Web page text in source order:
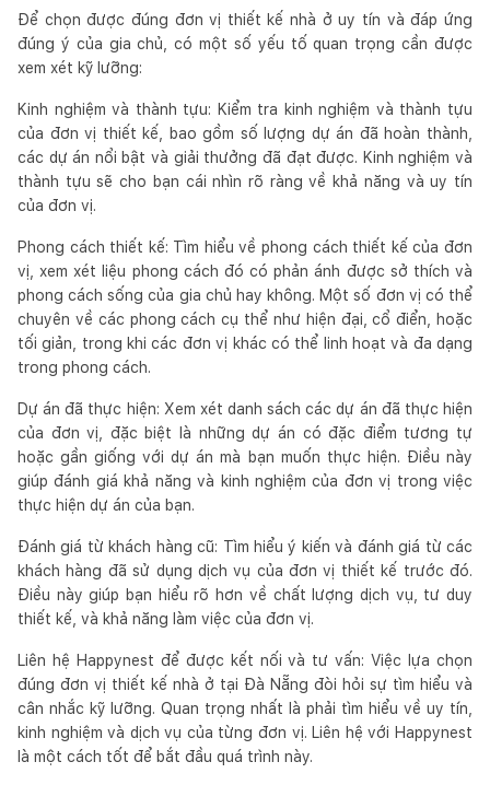
Để chọn được đúng đơn vị thiết kế nhà ở uy tín và đáp ứng
đúng ý của gia chủ, có một số yếu tố quan trọng cần được
xem xét kỹ lưỡng:
Kinh nghiệm và thành tựu: Kiểm tra kinh nghiệm và thành tựu
của đơn vị thiết kế, bao gồm số lượng dự án đã hoàn thành,
các dự án nổi bật và giải thưởng đã đạt được. Kinh nghiệm và
thành tựu sẽ cho bạn cái nhìn rõ ràng về khả năng và uy tín
của đơn vị.
Phong cách thiết kế: Tìm hiểu về phong cách thiết kế của đơn
vị, xem xét liệu phong cách đó có phản ánh được sở thích và
phong cách sống của gia chủ hay không. Một số đơn vị có thể
chuyên về các phong cách cụ thể như hiện đại, cổ điển, hoặc
tối giản, trong khi các đơn vị khác có thể linh hoạt và đa dạng
trong phong cách.
Dự án đã thực hiện: Xem xét danh sách các dự án đã thực hiện
của đơn vị, đặc biệt là những dự án có đặc điểm tương tự
hoặc gần giống với dự án mà bạn muốn thực hiện. Điều này
giúp đánh giá khả năng và kinh nghiệm của đơn vị trong việc
thực hiện dự án của bạn.
Đánh giá từ khách hàng cũ: Tìm hiểu ý kiến và đánh giá từ các
khách hàng đã sử dụng dịch vụ của đơn vị thiết kế trước đó.
Điều này giúp bạn hiểu rõ hơn về chất lượng dịch vụ, tư duy
thiết kế, và khả năng làm việc của đơn vị.
Liên hệ Happynest để được kết nối và tư vấn: Việc lựa chọn
đúng đơn vị thiết kế nhà ở tại Đà Nẵng đòi hỏi sự tìm hiểu và
cân nhắc kỹ lưỡng. Quan trọng nhất là phải tìm hiểu về uy tín,
kinh nghiệm và dịch vụ của từng đơn vị. Liên hệ với Happynest
là một cách tốt để bắt đầu quá trình này.